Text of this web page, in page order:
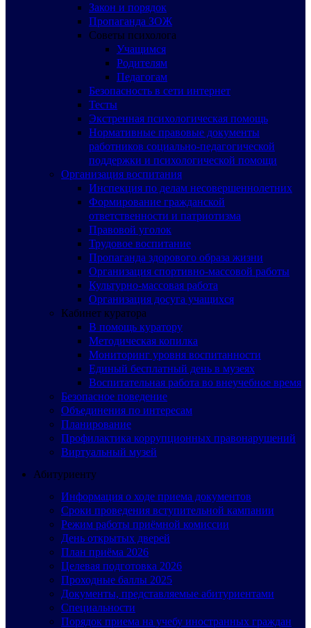
Закон и порядок
Пропаганда ЗОЖ
Советы психолога
Учащимся
Родителям
Педагогам
Безопасность в сети интернет
Тесты
Экстренная психологическая помощь
Нормативные правовые документы
работников социально-педагогической
поддержки и психологической помощи
Организация воспитания
Инспекция по делам несовершеннолетних
Формирование гражданской
ответственности и патриотизма
Правовой уголок
Трудовое воспитание
Пропаганда здорового образа жизни
Организация спортивно-массовой работы
Культурно-массовая работа
Организация досуга учащихся
Кабинет куратора
В помощь куратору
Методическая копилка
Мониторинг уровня воспитанности
Единый бесплатный день в музеях
Воспитательная работа во внеучебное время
Безопасное поведение
Объединения по интересам
Планирование
Профилактика коррупционных правонарушений
Виртуальный музей
Абитуриенту
Информация о ходе приема документов
Сроки проведения вступительной кампании
Режим работы приёмной комиссии
День открытых дверей
План приёма 2026
Целевая подготовка 2026
Проходные баллы 2025
Документы, представляемые абитуриентами
Специальности
Порядок приема на учебу иностранных граждан